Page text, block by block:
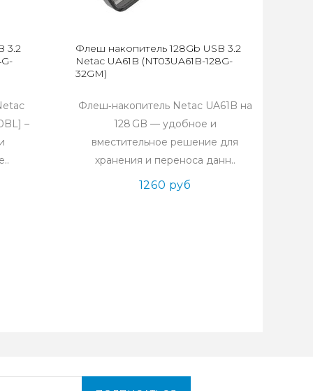
3.2
–
Флеш накопитель 128Gb USB 3.2
Netac UA61B (NT03UA61B-128G-
32GM)
Флеш‑накопитель Netac UA61B на
128 GB — удобное и
вместительное решение для
хранения и переноса данн..
1260 руб